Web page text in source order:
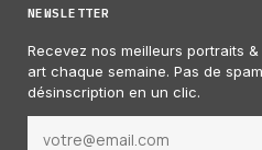
NEWSLETTER
Recevez nos meilleurs portraits
art chaque semaine. Pas de
désinscription en un clic.